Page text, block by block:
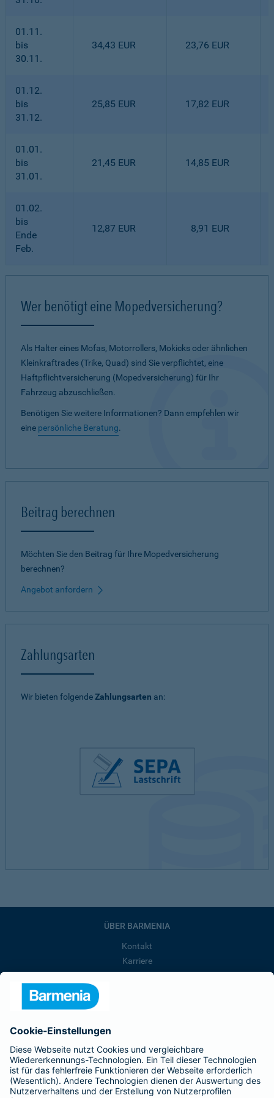
01.11.
bis
30.11.
34,43 EUR 23,76 EUR
01.12.
bis
31.12.
25,85 EUR 17,82 EUR
01.01.
bis
31.01.
21,45 EUR 14,85 EUR
01.02.
bis
Ende
Feb.
12,87 EUR 8,91 EUR
Wer benötigt eine Mopedversicherung?
Als Halter eines Mofas, Motorrollers, Mokicks oder ähnlichen
Kleinkraftrades (Trike, Quad) sind Sie verpflichtet, eine
Haftpflichtversicherung (Mopedversicherung) für Ihr
Fahrzeug abzuschließen.
Benötigen Sie weitere Informationen? Dann empfehlen wir
eine persönliche Beratung.
Beitrag berechnen
Möchten Sie den Beitrag für Ihre Mopedversicherung
berechnen?
Angebot anfordern
Zahlungsarten
Wir bieten folgendeZahlungsarten an:
ÜBER BARMENIA
Kontakt
Karriere
Barmenia ist Teil der BarmeniaGothaer
BELIEBTE SEITEN
Kranken-Zusatzversicherung
Tierversicherungen